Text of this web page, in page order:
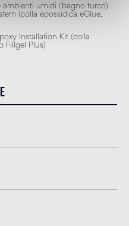
ambienti umidi (bagno turco)
(colla epossidica eGlue,
Installation Kit (colla
Fillgel Plus)